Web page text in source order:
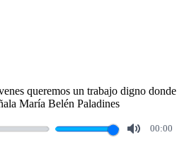
00:00